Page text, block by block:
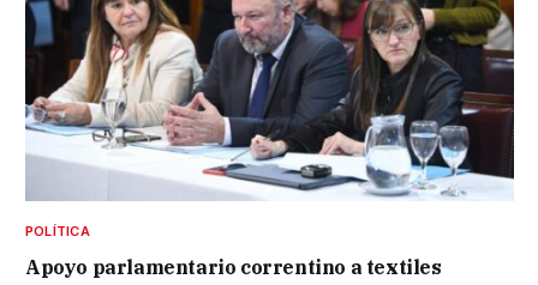
POLÍTICA
Apoyo parlamentario correntino a textiles